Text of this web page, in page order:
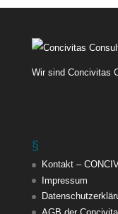
Wir sind Concivitas
§
Kontakt –
Impressum